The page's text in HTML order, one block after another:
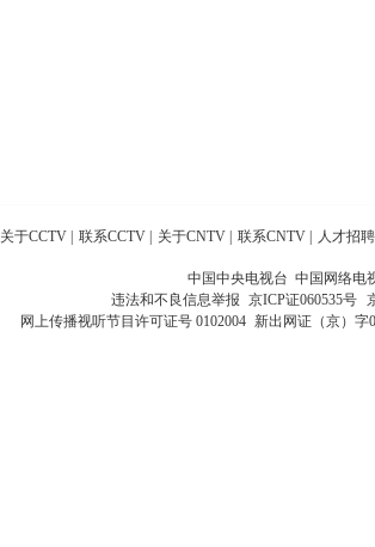
关于CCTV 联系CCTV 关于CNTV 联系CNTV 人才招聘
中国中央电视台 中国网络电
违法和不良信息举报 京ICP证060535号
网上传播视听节目许可证号 0102004 新出网证（京）